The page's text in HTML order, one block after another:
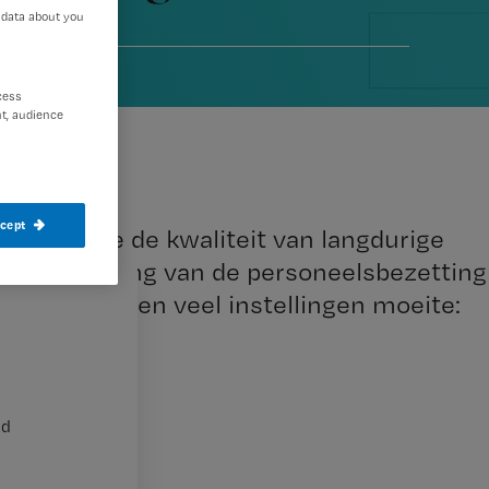
die de kwaliteit van langdurige
afstemming van de personeelsbezetting
hebben veel instellingen moeite:
about you
audience